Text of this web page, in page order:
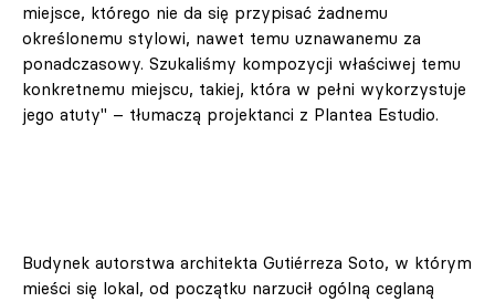
miejsce, którego nie da się przypisać żadnemu
określonemu stylowi, nawet temu uznawanemu za
ponadczasowy. Szukaliśmy kompozycji właściwej temu
konkretnemu miejscu, takiej, która w pełni wykorzystuje
jego atuty" – tłumaczą projektanci z Plantea Estudio.
Budynek autorstwa architekta Gutiérreza Soto, w którym
mieści się lokal, od początku narzucił ogólną ceglaną